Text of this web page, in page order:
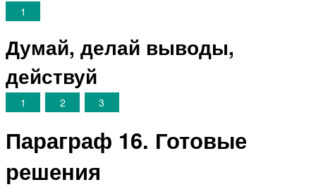
1
Думай, делай выводы,
действуй
1 2 3
Параграф 16. Готовые
решения